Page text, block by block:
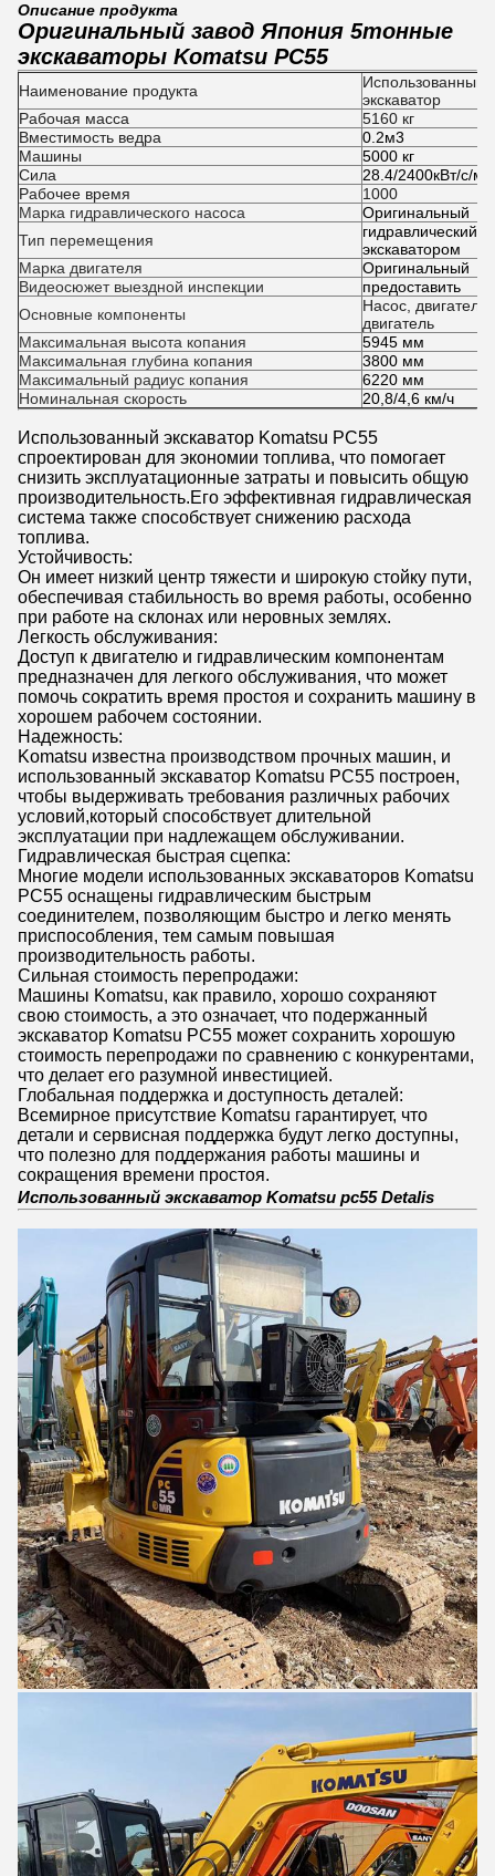
Описание продукта
Оригинальный завод Япония 5тонные
экскаваторы Komatsu PC55
Наименование продукта
Использованный
экскаватор
Рабочая масса
5160 кг
Вместимость ведра
0.2м3
Машины
5000 кг
Сила
28.4/2400кВт/с/
Рабочее время
1000
Марка гидравлического насоса
Оригинальный
Тип перемещения
гидравлический
экскаватором
Марка двигателя
Оригинальный
Видеосюжет выездной инспекции
предоставить
Основные компоненты
Насос,
двигатель
Максимальная высота копания
5945 мм
Максимальная глубина копания
3800 мм
Максимальный радиус копания
6220 мм
Номинальная скорость
20,8/4,6 км/ч
Использованный экскаватор Komatsu PC55
спроектирован для экономии топлива, что помогает
снизить эксплуатационные затраты и повысить общую
производительность.Его эффективная гидравлическая
система также способствует снижению расхода
топлива.
Устойчивость:
Он имеет низкий центр тяжести и широкую стойку пути,
обеспечивая стабильность во время работы, особенно
при работе на склонах или неровных землях.
Легкость обслуживания:
Доступ к двигателю и гидравлическим компонентам
предназначен для легкого обслуживания, что может
помочь сократить время простоя и сохранить машину в
хорошем рабочем состоянии.
Надежность:
Komatsu известна производством прочных машин, и
использованный экскаватор Komatsu PC55 построен,
чтобы выдерживать требования различных рабочих
условий,который способствует длительной
эксплуатации при надлежащем обслуживании.
Гидравлическая быстрая сцепка:
Многие модели использованных экскаваторов Komatsu
PC55 оснащены гидравлическим быстрым
соединителем, позволяющим быстро и легко менять
приспособления, тем самым повышая
производительность работы.
Сильная стоимость перепродажи:
Машины Komatsu, как правило, хорошо сохраняют
свою стоимость, а это означает, что подержанный
экскаватор Komatsu PC55 может сохранить хорошую
стоимость перепродажи по сравнению с конкурентами,
что делает его разумной инвестицией.
Глобальная поддержка и доступность деталей:
Всемирное присутствие Komatsu гарантирует, что
детали и сервисная поддержка будут легко доступны,
что полезно для поддержания работы машины и
сокращения времени простоя.
Использованный экскаватор Komatsu pc55 Detalis